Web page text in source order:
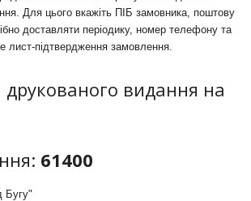
Для цього вкажіть ПІБ замовника, поштову
доставляти періодику, номер телефону та
лист-підтвердження замовлення.
видання на
61400
Бугу"